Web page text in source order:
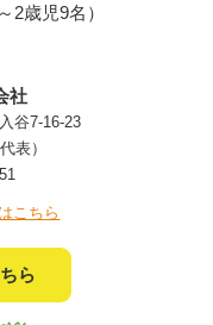
2歳児9名）
社
谷7-16-23
表）
こちら
ら